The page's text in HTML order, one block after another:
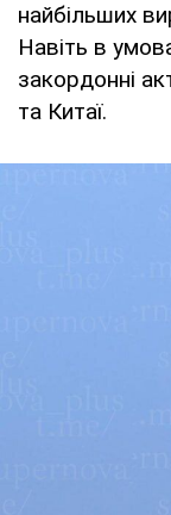
найбільших
Навіть в
закордонні
та Китаї.